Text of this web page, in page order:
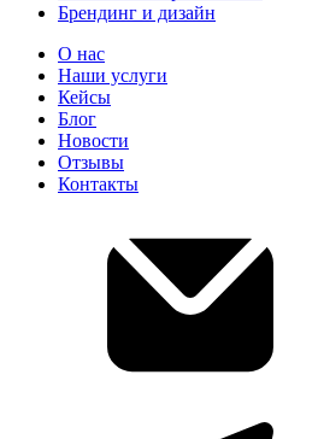
Брендинг и дизайн
О нас
Наши услуги
Кейсы
Блог
Новости
Отзывы
Контакты